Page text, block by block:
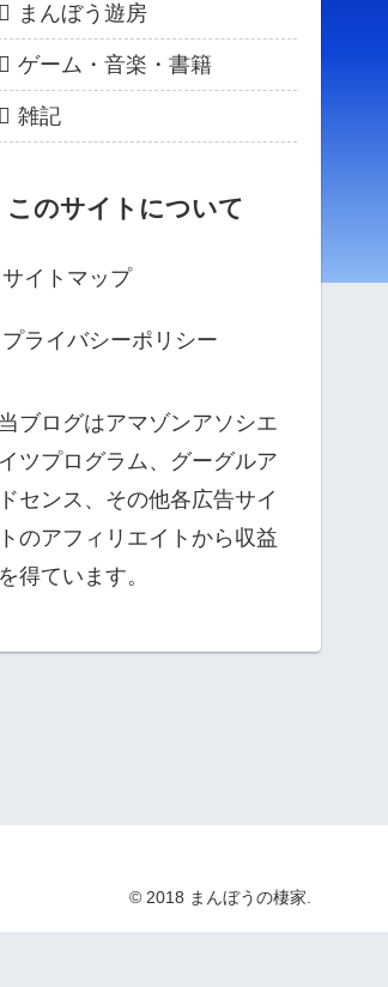
まんぼう遊房
ゲーム・音楽・書籍
雑記
このサイトについて
サイトマップ
プライバシーポリシー
当ブログはアマゾンアソシエ
イツプログラム、グーグルア
ドセンス、その他各広告サイ
トのアフィリエイトから収益
を得ています。
© 2018 まんぼうの棲家.